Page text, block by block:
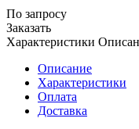
По запросу
Заказать
Характеристики
Описание
Характеристики
Оплата
Доставка